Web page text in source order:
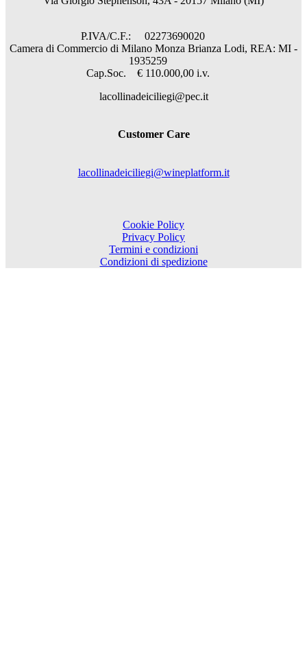
P.IVA/C.F.: 02273690020
Camera di Commercio di Milano Monza Brianza Lodi, REA: MI -
1935259
Cap.Soc. € 110.000,00 i.v.
lacollinadeiciliegi@pec.it
Customer Care
lacollinadeiciliegi@wineplatform.it
Cookie Policy
Privacy Policy
Termini e condizioni
Condizioni di spedizione